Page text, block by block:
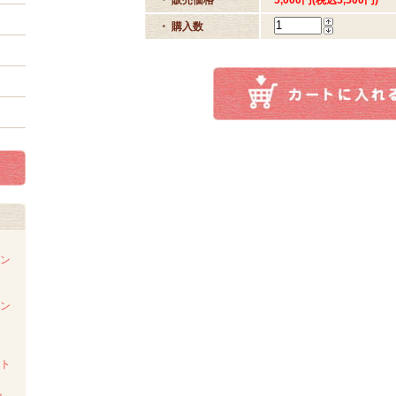
・ 購入数